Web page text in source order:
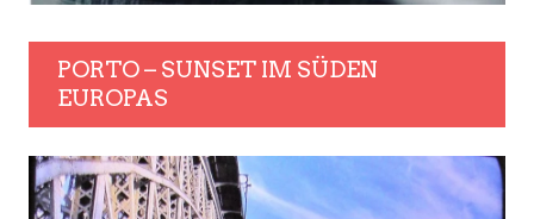
PORTO – SUNSET IM SÜDEN
EUROPAS